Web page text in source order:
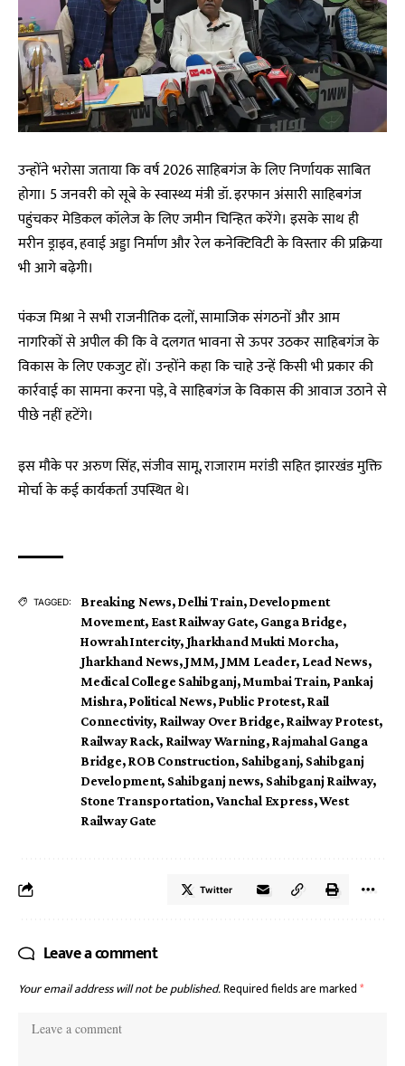
उन्होंने भरोसा जताया कि वर्ष 2026 साहिबगंज के लिए निर्णायक साबित
होगा। 5 जनवरी को सूबे के स्वास्थ्य मंत्री डॉ. इरफान अंसारी साहिबगंज
पहुंचकर मेडिकल कॉलेज के लिए जमीन चिन्हित करेंगे। इसके साथ ही
मरीन ड्राइव, हवाई अड्डा निर्माण और रेल कनेक्टिविटी के विस्तार की प्रक्रिया
भी आगे बढ़ेगी।
पंकज मिश्रा ने सभी राजनीतिक दलों, सामाजिक संगठनों और आम
नागरिकों से अपील की कि वे दलगत भावना से ऊपर उठकर साहिबगंज के
विकास के लिए एकजुट हों। उन्होंने कहा कि चाहे उन्हें किसी भी प्रकार की
कार्रवाई का सामना करना पड़े, वे साहिबगंज के विकास की आवाज उठाने से
पीछे नहीं हटेंगे।
इस मौके पर अरुण सिंह, संजीव सामू, राजाराम मरांडी सहित झारखंड मुक्ति
मोर्चा के कई कार्यकर्ता उपस्थित थे।
TAGGED: Breaking News,Delhi Train,Development
Movement, East Railway Gate, Ganga Bridge,
Howrah Intercity,Jharkhand Mukti Morcha,
Jharkhand News,JMM,JMM Leader, Lead News,
Medical College Sahibganj,Mumbai Train, Pankaj
Mishra,Political News,Public Protest,Rail
Connectivity, Railway Over Bridge,Railway Protest,
Railway Rack, Railway Warning,Rajmahal Ganga
Bridge,ROB Construction, Sahibganj, Sahibganj
Development, Sahibganj news, Sahibganj Railway,
Stone Transportation,Vanchal Express,West
Railway Gate
Twitter
Leave a comment
Your email address will not be published.Required fields are marked*